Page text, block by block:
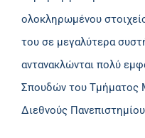
ολοκληρωμένου
του σε μεγαλύτερα
αντανακλώνται πολύ
Σπουδών του Τμήματος
Διεθνούς